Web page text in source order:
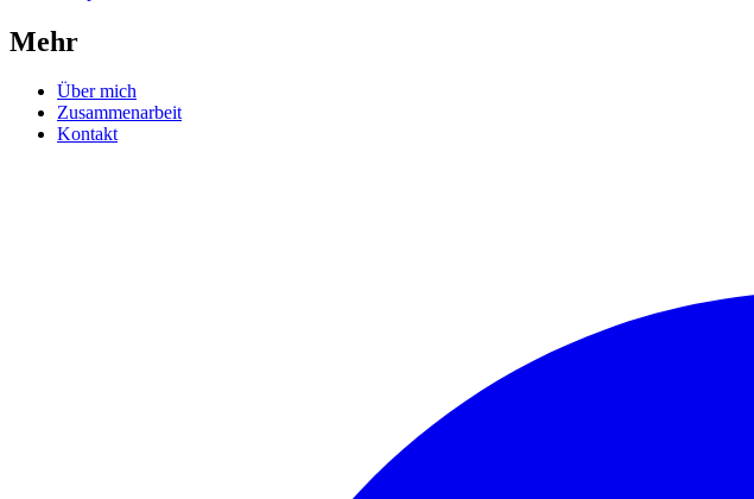
Mehr
Über mich
Zusammenarbeit
Kontakt